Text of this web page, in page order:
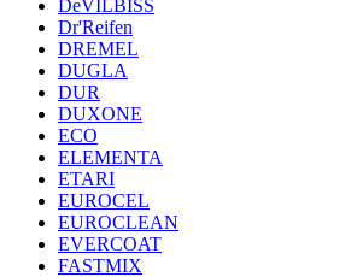
DeVILBISS
Dr'Reifen
DREMEL
DUGLA
DUR
DUXONE
ECO
ELEMENTA
ETARI
EUROCEL
EUROCLEAN
EVERCOAT
FASTMIX